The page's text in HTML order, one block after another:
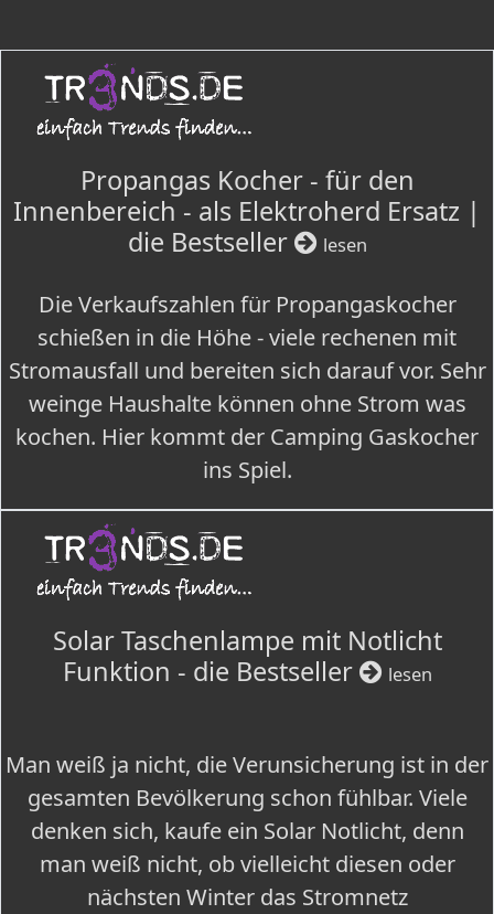
Propangas Kocher - für den
Innenbereich - als Elektroherd Ersatz |
die Bestseller
lesen
Die Verkaufszahlen für Propangaskocher
schießen in die Höhe - viele rechenen mit
Stromausfall und bereiten sich darauf vor. Sehr
weinge Haushalte können ohne Strom was
kochen. Hier kommt der Camping Gaskocher
ins Spiel.
Solar Taschenlampe mit Notlicht
Funktion - die Bestseller
lesen
Man weiß ja nicht, die Verunsicherung ist in der
gesamten Bevölkerung schon fühlbar. Viele
denken sich, kaufe ein Solar Notlicht, denn
man weiß nicht, ob vielleicht diesen oder
nächsten Winter das Stromnetz